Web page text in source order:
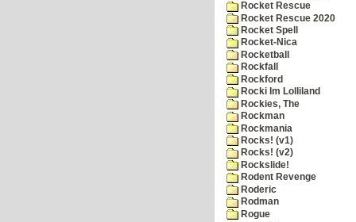
Rocket Rescue
Rocket Rescue 2020
Rocket Spell
Rocket-Nica
Rocketball
Rockfall
Rockford
Rocki Im Lolliland
Rockies, The
Rockman
Rockmania
Rocks! (v1)
Rocks! (v2)
Rockslide!
Rodent Revenge
Roderic
Rodman
Rogue